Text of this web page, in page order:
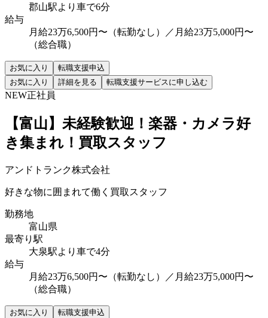
郡山駅より車で6分
給与
月給23万6,500円〜（転勤なし）／月給23万5,000円〜
（総合職）
お気に入り
転職支援申込
お気に入り
詳細を見る 転職支援サービスに申し込む
NEW正社員
【富山】未経験歓迎！楽器・カメラ好
き集まれ！買取スタッフ
アンドトランク株式会社
好きな物に囲まれて働く買取スタッフ
勤務地
富山県
最寄り駅
大泉駅より車で4分
給与
月給23万6,500円〜（転勤なし）／月給23万5,000円〜
（総合職）
お気に入り 転職支援申込